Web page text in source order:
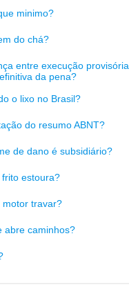
minimo?
do chá?
entre execução provisória
da pena?
o lixo no Brasil?
do resumo ABNT?
de dano é subsidiário?
estoura?
motor travar?
abre caminhos?